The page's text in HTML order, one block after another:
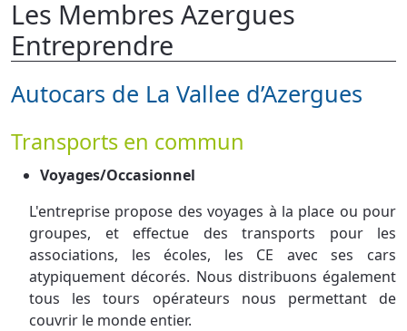
Les Membres Azergues
Entreprendre
Autocars de La Vallee d’Azergues
Transports en commun
Voyages/Occasionnel
L'entreprise propose des voyages à la place ou pour
groupes, et effectue des transports pour les
associations, les écoles, les CE avec ses cars
atypiquement décorés. Nous distribuons également
tous les tours opérateurs nous permettant de
couvrir le monde entier.